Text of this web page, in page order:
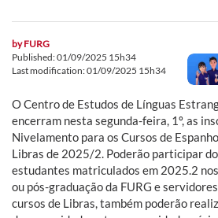
byFURG
Published: 01/09/2025 15h34
Last modification: 01/09/2025 15h34
O Centro de Estudos de Línguas
encerram nesta segunda-feira, 1º, as
Nivelamento para os Cursos de
Libras de 2025/2. Poderão participar
estudantes matriculados em 2025.2
ou pós-graduação da FURG e
cursos de Libras, também poderão